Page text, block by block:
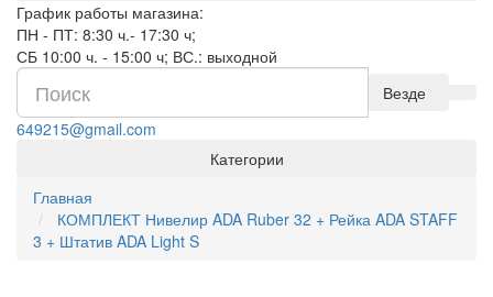
График работы магазина:
ПН - ПТ: 8:30 ч.- 17:30 ч;
СБ 10:00 ч. - 15:00 ч; ВС.: выходной
Везде
649215@gmail.com
Категории
Главная
КОМПЛЕКТ Нивелир ADA Ruber 32 + Рейка ADA STAFF
3 + Штатив ADA Light S